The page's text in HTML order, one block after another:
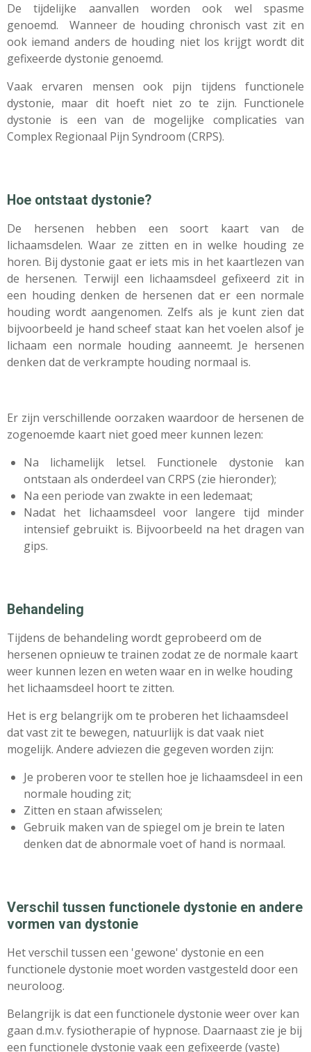
De tijdelijke aanvallen worden ook wel spasme
genoemd. Wanneer de houding chronisch vast zit en
ook iemand anders de houding niet los krijgt wordt dit
gefixeerde dystonie genoemd.
Vaak ervaren mensen ook pijn tijdens functionele
dystonie, maar dit hoeft niet zo te zijn. Functionele
dystonie is een van de mogelijke complicaties van
Complex Regionaal Pijn Syndroom (CRPS).
Hoe ontstaat dystonie?
De hersenen hebben een soort kaart van de
lichaamsdelen. Waar ze zitten en in welke houding ze
horen. Bij dystonie gaat er iets mis in het kaartlezen van
de hersenen. Terwijl een lichaamsdeel gefixeerd zit in
een houding denken de hersenen dat er een normale
houding wordt aangenomen. Zelfs als je kunt zien dat
bijvoorbeeld je hand scheef staat kan het voelen alsof je
lichaam een normale houding aanneemt. Je hersenen
denken dat de verkrampte houding normaal is.
Er zijn verschillende oorzaken waardoor de hersenen de
zogenoemde kaart niet goed meer kunnen lezen:
Na lichamelijk letsel. Functionele dystonie kan
ontstaan als onderdeel van CRPS (zie hieronder);
Na een periode van zwakte in een ledemaat;
Nadat het lichaamsdeel voor langere tijd minder
intensief gebruikt is. Bijvoorbeeld na het dragen van
gips.
Behandeling
Tijdens de behandeling wordt geprobeerd om de
hersenen opnieuw te trainen zodat ze de normale kaart
weer kunnen lezen en weten waar en in welke houding
het lichaamsdeel hoort te zitten.
Het is erg belangrijk om te proberen het lichaamsdeel
dat vast zit te bewegen, natuurlijk is dat vaak niet
mogelijk. Andere adviezen die gegeven worden zijn:
Je proberen voor te stellen hoe je lichaamsdeel in een
normale houding zit;
Zitten en staan afwisselen;
Gebruik maken van de spiegel om je brein te laten
denken dat de abnormale voet of hand is normaal.
Verschil tussen functionele dystonie en andere
vormen van dystonie
Het verschil tussen een 'gewone' dystonie en een
functionele dystonie moet worden vastgesteld door een
neuroloog.
Belangrijk is dat een functionele dystonie weer over kan
gaan d.m.v. fysiotherapie of hypnose. Daarnaast zie je bij
een functionele dystonie vaak een gefixeerde (vaste)